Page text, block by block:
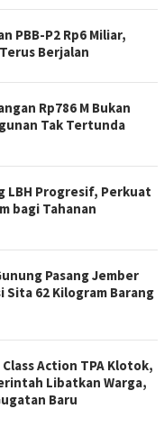
PBB-P2 Rp6 Miliar,
Berjalan
Rp786 M Bukan
Tak Tertunda
LBH Progresif, Perkuat
bagi Tahanan
Pasang Jember
Sita 62 Kilogram Barang
Action TPA Klotok,
Libatkan Warga,
Baru